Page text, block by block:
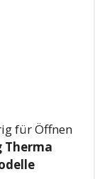
für Öffnen
Therma